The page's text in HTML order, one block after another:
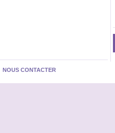
NOUS CONTACTER